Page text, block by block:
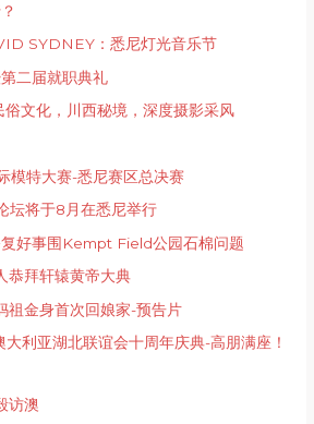
SYDNEY：悉尼灯光音乐节
二届就职典礼
文化，川西秘境，深度摄影采风
模特大赛-悉尼赛区总决赛
坛将于8月在悉尼举行
好事围Kempt Field公园石棉问题
恭拜轩辕黄帝大典
祖金身首次回娘家-预告片
利亚湖北联谊会十周年庆典-高朋满座！
访澳